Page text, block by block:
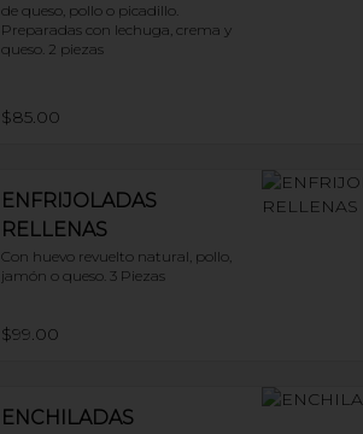
de queso, pollo o picadillo.
Preparadas con lechuga, crema y
queso. 2 piezas
$85.00
ENFRIJOLADAS
RELLENAS
Con huevo revuelto natural, pollo,
jamón o queso. 3 Piezas
$99.00
ENCHILADAS